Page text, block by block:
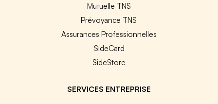
Mutuelle TNS
Prévoyance TNS
Assurances Professionnelles
SideCard
SideStore
SERVICES ENTREPRISE